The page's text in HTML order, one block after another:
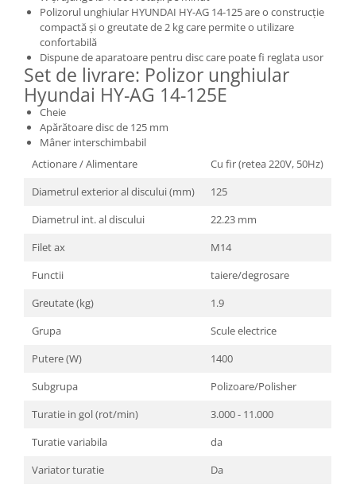
Motoburghiu/Foreza pamant
Pachete Incorporabile
Pirostrii & Arzatoare
Plasa umbrire
Pompe de stropit
Radiatoare
Semanatoare,Plantatoare
Sere
Sobe pe gaz & electrice
Suflante Frunze
Unelte Gradinarit
Ventilatoare & Sisteme Racire
Aparate de aer conditionat
Zootehnie
Foarfeci tuns oi
Incubatoare oua
Polizorul unghiular HYUNDAI HY-AG 14-125 are o construcție
compactă și o greutate de 2 kg care permite o utilizare
confortabilă
Dispune de aparatoare pentru disc care poate fi reglata usor
Set de livrare: Polizor unghiular
Hyundai HY-AG 14-125E
Cheie
Apărătoare disc de 125 mm
Mâner interschimbabil
Actionare / Alimentare
Cu fir (retea 220V, 50Hz)
Diametrul exterior al discului (mm)
125
Diametrul int. al discului
22.23 mm
Filet ax
M14
Functii
taiere/degrosare
Greutate (kg)
1.9
Grupa
Scule electrice
Putere (W)
1400
Subgrupa
Polizoare/Polisher
Turatie in gol (rot/min)
3.000 - 11.000
Turatie variabila
da
Variator turatie
Da